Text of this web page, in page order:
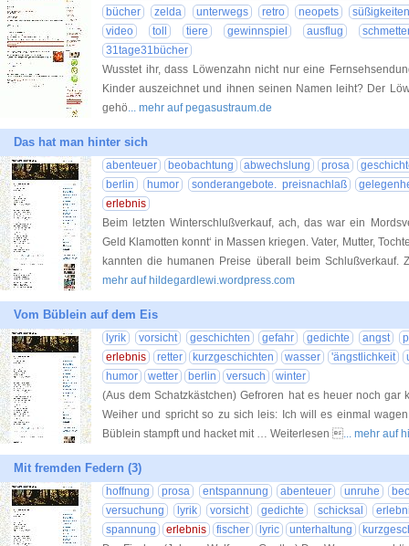
bücher
zelda unterwegs retro neopets
video
toll tiere gewinnspiel ausflug
31tage31bücher
Wusstet ihr, dass Löwenzahn nicht nur eine
Kinder auszeichnet und ihnen seinen Namen leiht? Der
gehö... mehr auf pegasustraum.de
Das hat man hinter sich
abenteuer beobachtung abwechslung prosa
berlin
humor sonderangebote. preisnachlaß
erlebnis
Beim letzten Winterschlußverkauf, ach, das war ein
Geld Klamotten konnt‘ in Massen kriegen. Vater, Mutter,
kannten die humanen Preise überall beim
mehr auf hildegardlewi.wordpress.com
Vom Büblein auf dem Eis
lyrik vorsicht geschichten gefahr gedichte angst
erlebnis
retter kurzgeschichten wasser 'ängstlichkeit
humor
wetter berlin versuch
winter
(Aus dem Schatzkästchen) Gefroren hat es heuer noch gar
Weiher und spricht so zu sich leis: Ich will es einmal
Büblein stampft und hacket mit … Weiterlesen ... mehr auf
Mit fremden Federn (3)
hoffnung prosa entspannung abenteuer unruhe
versuchung
lyrik vorsicht gedichte schicksal
spannung
erlebnis fischer lyric unterhaltung